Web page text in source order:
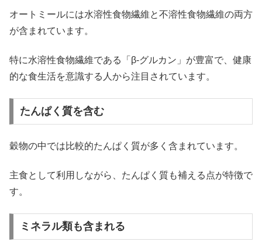
オートミールには水溶性食物繊維と不溶性食物繊維の両方
が含まれています。
特に水溶性食物繊維である「β-グルカン」が豊富で、健康
的な食生活を意識する人から注目されています。
たんぱく質を含む
穀物の中では比較的たんぱく質が多く含まれています。
主食として利用しながら、たんぱく質も補える点が特徴で
す。
ミネラル類も含まれる